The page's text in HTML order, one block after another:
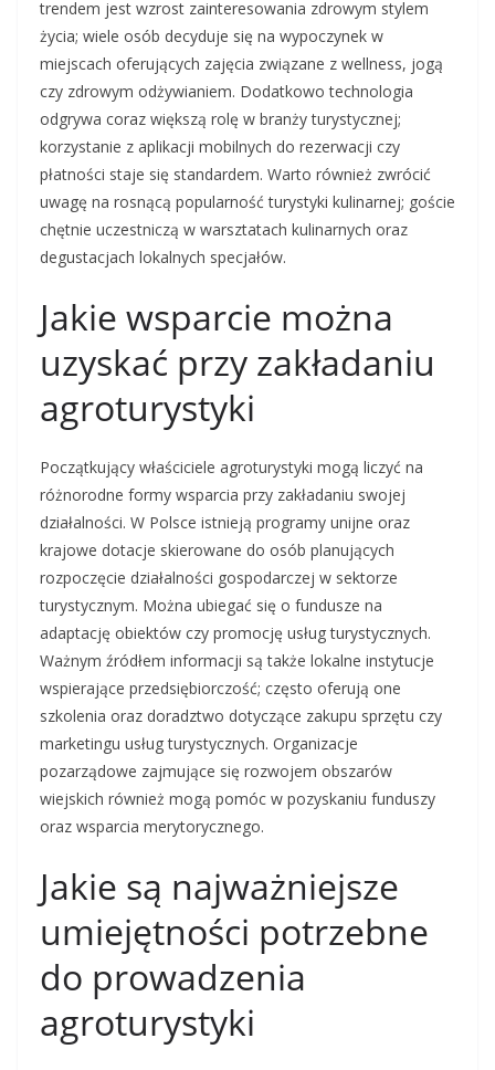
trendem jest wzrost zainteresowania zdrowym stylem
życia; wiele osób decyduje się na wypoczynek w
miejscach oferujących zajęcia związane z wellness, jogą
czy zdrowym odżywianiem. Dodatkowo technologia
odgrywa coraz większą rolę w branży turystycznej;
korzystanie z aplikacji mobilnych do rezerwacji czy
płatności staje się standardem. Warto również zwrócić
uwagę na rosnącą popularność turystyki kulinarnej; goście
chętnie uczestniczą w warsztatach kulinarnych oraz
degustacjach lokalnych specjałów.
Jakie wsparcie można
uzyskać przy zakładaniu
agroturystyki
Początkujący właściciele agroturystyki mogą liczyć na
różnorodne formy wsparcia przy zakładaniu swojej
działalności. W Polsce istnieją programy unijne oraz
krajowe dotacje skierowane do osób planujących
rozpoczęcie działalności gospodarczej w sektorze
turystycznym. Można ubiegać się o fundusze na
adaptację obiektów czy promocję usług turystycznych.
Ważnym źródłem informacji są także lokalne instytucje
wspierające przedsiębiorczość; często oferują one
szkolenia oraz doradztwo dotyczące zakupu sprzętu czy
marketingu usług turystycznych. Organizacje
pozarządowe zajmujące się rozwojem obszarów
wiejskich również mogą pomóc w pozyskaniu funduszy
oraz wsparcia merytorycznego.
Jakie są najważniejsze
umiejętności potrzebne
do prowadzenia
agroturystyki